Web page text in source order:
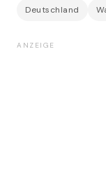
Deutschland
ANZEIGE